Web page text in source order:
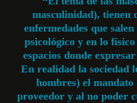
masculinidad), tienen
enfermedades que
psicológico y en lo
espacios donde
En realidad la sociedad
hombres) el
proveedor y al no poder